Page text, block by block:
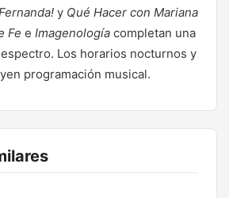
y Qué Hacer con Mariana
Fe e Imagenología completan una
Los horarios nocturnos y
programación musical.